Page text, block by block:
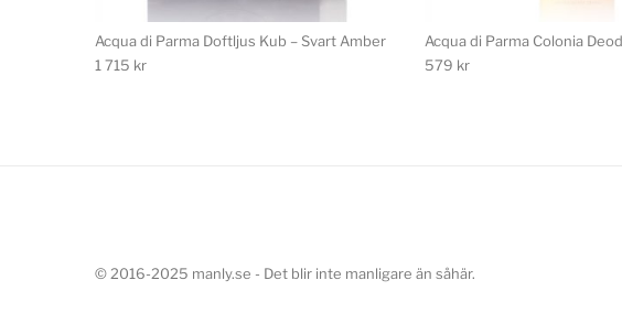
Acqua di Parma Doftljus Kub – Svart Amber
1 715 kr
Acqua di Parma Colonia
579 kr
© 2016-2025 manly.se - Det blir inte manligare än såhär.